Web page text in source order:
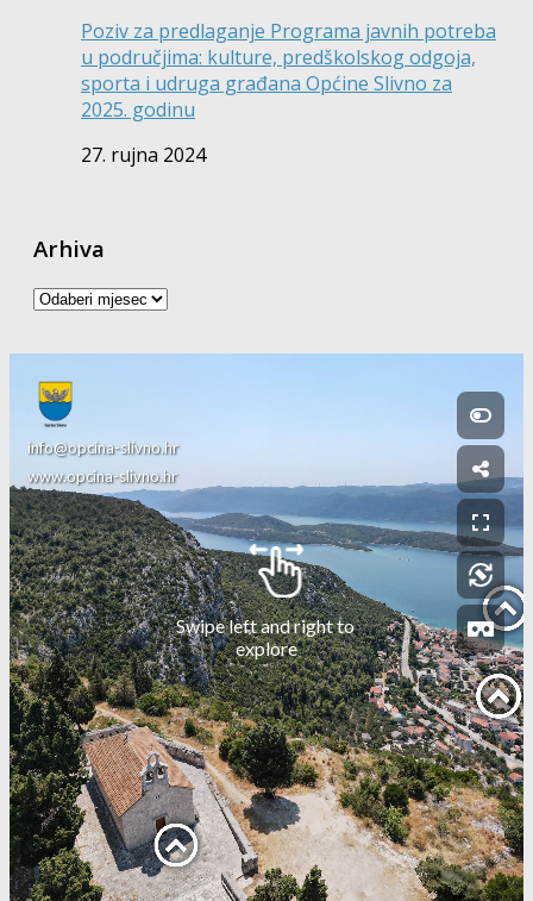
Poziv za predlaganje Programa javnih potreba
u područjima: kulture, predškolskog odgoja,
sporta i udruga građana Općine Slivno za
2025. godinu
27. rujna 2024
Arhiva
Arhiva